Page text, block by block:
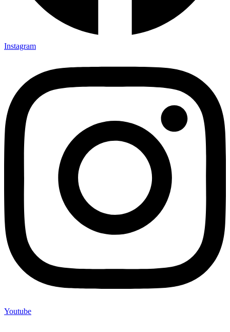
Instagram
Youtube